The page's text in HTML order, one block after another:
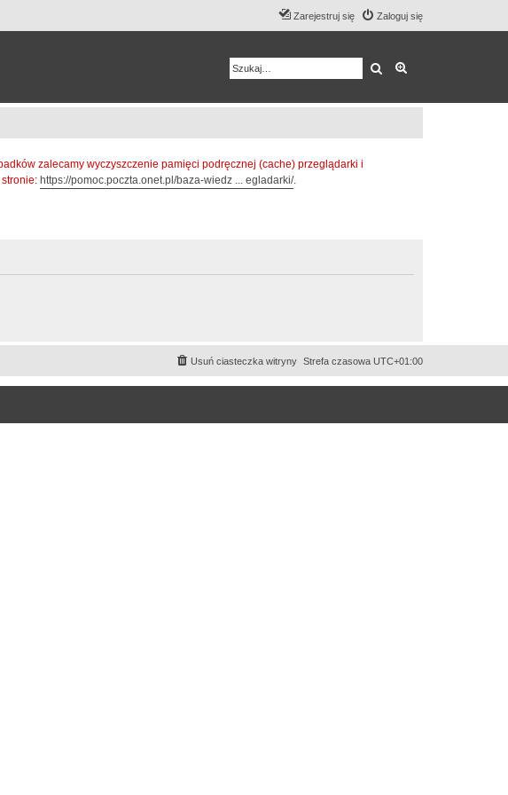
Zaloguj się
Zarejestruj się
Szukaj
zalecamy wyczyszczenie pamięci podręcznej (cache) przeglądarki i
https://pomoc.poczta.onet.pl/baza-wiedz ... egladarki/.
Strefa czasowa UTC+01:00
Usuń ciasteczka witryny